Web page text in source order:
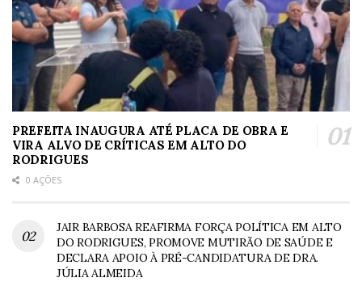
PREFEITA INAUGURA ATÉ PLACA DE OBRA E
VIRA ALVO DE CRÍTICAS EM ALTO DO
RODRIGUES
0 AÇÕES
JAIR BARBOSA REAFIRMA FORÇA POLÍTICA EM ALTO
DO RODRIGUES, PROMOVE MUTIRÃO DE SAÚDE E
DECLARA APOIO À PRÉ-CANDIDATURA DE DRA.
JÚLIA ALMEIDA